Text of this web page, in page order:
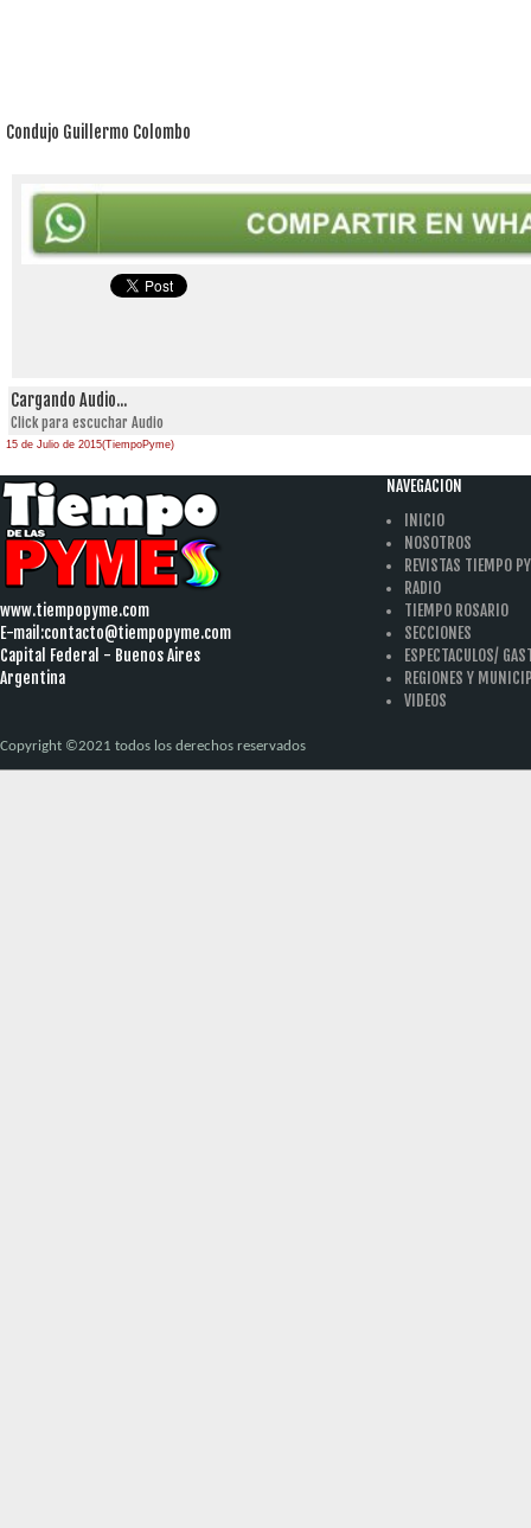
Condujo Guillermo Colombo
Cargando Audio...
Click para escuchar Audio
15 de Julio de 2015(TiempoPyme)
www.tiempopyme.com
E-mail:contacto@tiempopyme.com
Capital Federal - Buenos Aires
Argentina
NAVEGACION
INICIO
NOSOTROS
REVISTAS TIEMPO
RADIO
TIEMPO ROSARIO
SECCIONES
ESPECTACULOS/
REGIONES Y
VIDEOS
Copyright ©2021 todos los derechos reservados